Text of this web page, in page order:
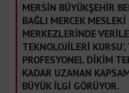
MERSİN BÜYÜKŞEHİR
BAĞLI MERCEK
MERKEZLERİNDE
TEKNOLOJİLERİ
PROFESYONEL DİKİM
KADAR UZANAN
BÜYÜK İLGİ GÖRÜYOR.